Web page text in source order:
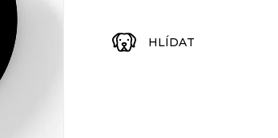
HLÍDAT